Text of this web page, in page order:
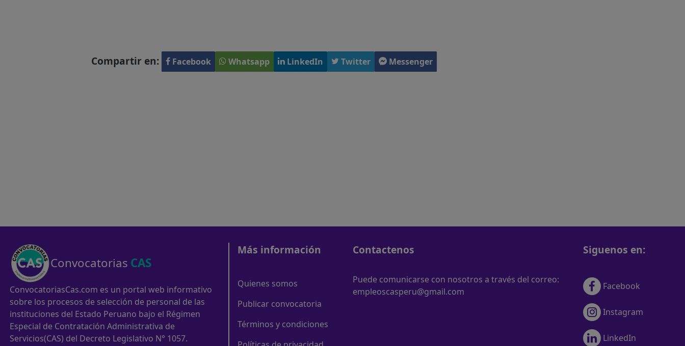
Compartir en: Facebook Whatsapp LinkedIn Twitter Messenger
Convocatorias CAS
ConvocatoriasCas.com es un portal web informativo
sobre los procesos de selección de personal de las
instituciones del Estado Peruano bajo el Régimen
Especial de Contratación Administrativa de
Servicios(CAS) del Decreto Legislativo N° 1057.
Más información
Quienes somos
Publicar convocatoria
Términos y condiciones
Contactenos
Puede comunicarse con nosotros a través del correo:
empleoscasperu@gmail.com
Siguenos en:
Facebook
Instagram
LinkedIn